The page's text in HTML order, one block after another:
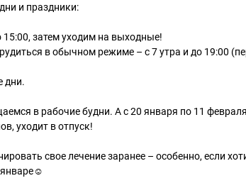
и праздники:
затем уходим на выходные!
в обычном режиме – с 7 утра и до 19:00
дни.
в рабочие будни. А с 20 января по 11
уходит в отпуск!
свое лечение заранее – особенно, если